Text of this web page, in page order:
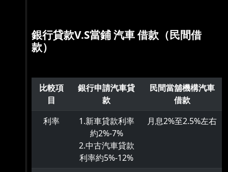
銀行貸款V.S當鋪 汽車 借款（民間借
款）
比較項
目
銀行申請汽車貸
款
民間當舖機構汽車
借款
利率
1.新車貸款利率
約2%-7%
2.中古汽車貸款
利率約5%-12%
月息2%至2.5%左右